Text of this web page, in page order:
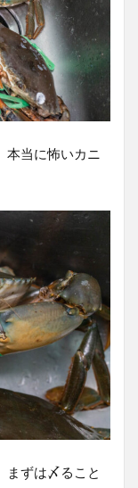
本当に怖いカニ
まずは〆ること